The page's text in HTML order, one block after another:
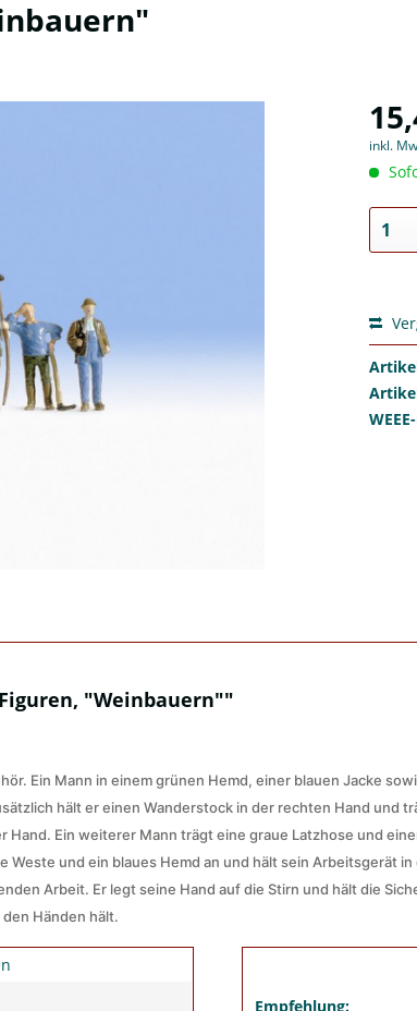
inkl.
"Weinbauern""
Ein Mann in einem grünen Hemd, einer blauen Jacke
hält er einen Wanderstock in der rechten Hand und
Hand. Ein weiterer Mann trägt eine graue Latzhose und
und ein blaues Hemd an und hält sein Arbeitsgerät
Arbeit. Er legt seine Hand auf die Stirn und hält die
Händen hält.
Empfehlung: